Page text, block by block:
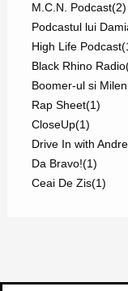
M.C.N. Podcast(2)
Podcastul lui
High Life Podcast
Black Rhino Radio
Boomer-ul si
Rap Sheet(1)
CloseUp(1)
Drive In with
Da Bravo!(1)
Ceai De Zis(1)